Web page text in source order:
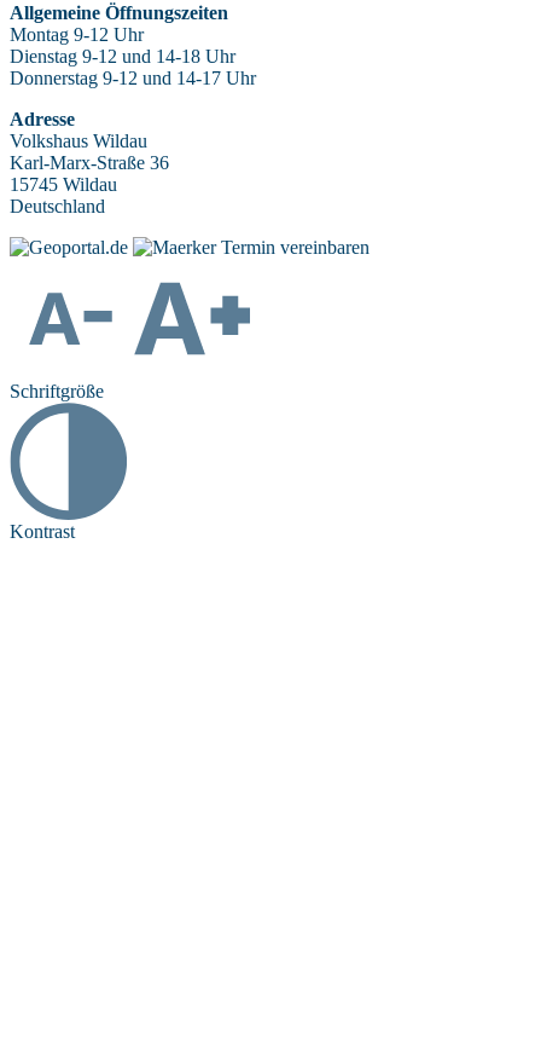
Allgemeine Öffnungszeiten
Montag 9-12 Uhr
Dienstag 9-12 und 14-18 Uhr
Donnerstag 9-12 und 14-17 Uhr
Adresse
Volkshaus Wildau
Karl-Marx-Straße 36
15745 Wildau
Deutschland
Termin vereinbaren
Schriftgröße
Kontrast